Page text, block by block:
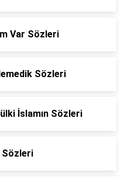
Var Sözleri
Sözleri
İslamın Sözleri
Sözleri